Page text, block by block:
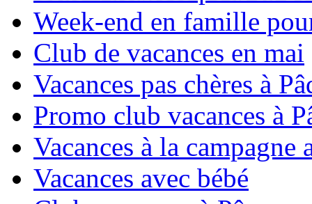
Week-end en famille
Club de vacances en mai
Vacances pas chères à
Promo club vacances à
Vacances à la campagne
Vacances avec bébé